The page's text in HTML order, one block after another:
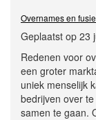
Overnames en
Geplaatst op 23
Redenen voor
een groter
uniek menselijk
bedrijven over
samen te gaan.